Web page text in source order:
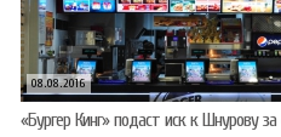
08.08.2016
«Бургер Кинг» подаст иск к Шнурову